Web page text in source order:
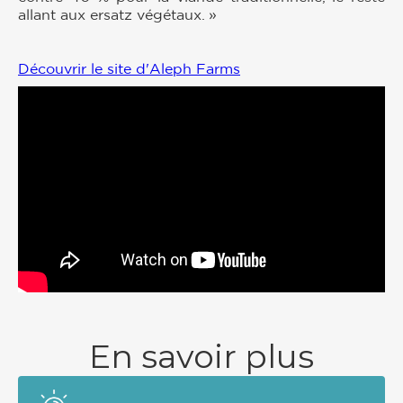
allant aux ersatz végétaux. »
Découvrir le site d'Aleph Farms
En savoir plus